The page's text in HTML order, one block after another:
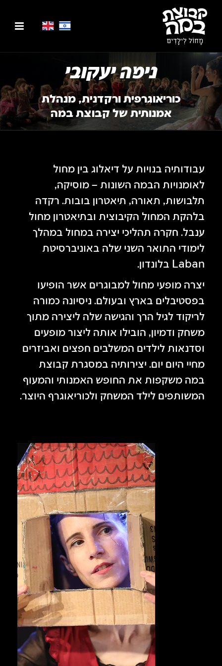
קבוצת במה
נימה יעקובי
כוריאוגרפית ורקדנית, מנהלת
אמנותית של קבוצת במה
עבודותיה בנויות על דיאלוג בין מחול
לאומנויות הבמה השונות – מוסיקה,
תלבושות, תאורה, תיאטרון בובות. רקדה
בלהקת המחול הקיבוצית ובתיאטרון מחול
ענבל. חקרה תהליכי יצירה במחול במהלך
לימודי התואר השני שלה באוניברסיטת
Laban בלונדון.
יצרה מופעי מחול למבוגרים אשר הופיעו
בפסטיבלים בארץ ובעולם. ניסיונה כמורה
לריקוד לגיל הרך והגישה שלה ליצירה מתוך
משחק ודמיון, הובילו אותה ליצור מופעים
וסדנאות לילדים המשלבים חפצים ואביזרים
מחיי היום יום. יצירותיה במסגרת קבוצת
במה משקפות את החופש האמנותי והמעוף
המשותפים לילד המשחק ולכוריאוגרף היוצר.